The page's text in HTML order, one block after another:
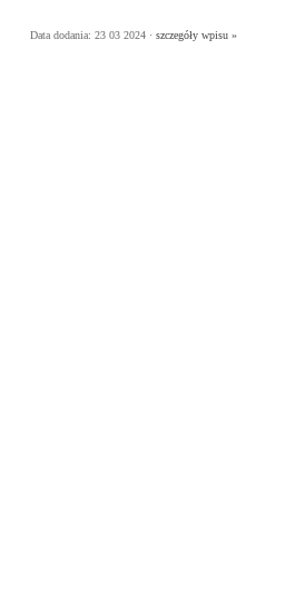
Data dodania: 23 03 2024 · szczegóły wpisu »